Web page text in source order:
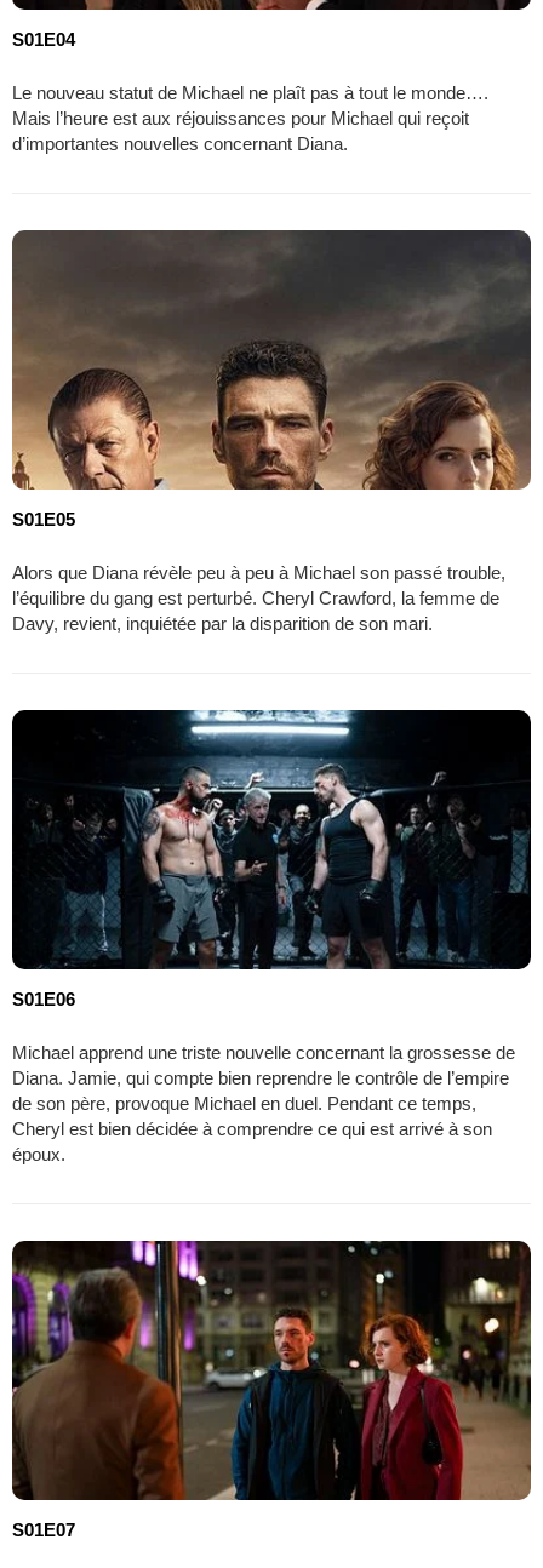
S01E04
Le nouveau statut de Michael ne plaît pas à tout le monde….
Mais l’heure est aux réjouissances pour Michael qui reçoit
d’importantes nouvelles concernant Diana.
S01E05
Alors que Diana révèle peu à peu à Michael son passé trouble,
l’équilibre du gang est perturbé. Cheryl Crawford, la femme de
Davy, revient, inquiétée par la disparition de son mari.
S01E06
Michael apprend une triste nouvelle concernant la grossesse de
Diana. Jamie, qui compte bien reprendre le contrôle de l’empire
de son père, provoque Michael en duel. Pendant ce temps,
Cheryl est bien décidée à comprendre ce qui est arrivé à son
époux.
S01E07